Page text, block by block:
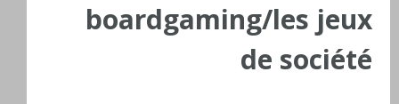
boardgaming/les jeux
de société